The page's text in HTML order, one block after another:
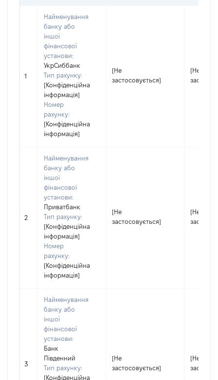
1
Найменування
банку або
іншої
фінансової
установи:
УкрСиббанк
Тип рахунку:
[Конфіденційна
інформація]
Номер
рахунку:
[Конфіденційна
інформація]
[Не
застосовується]
[Не
2
Найменування
банку або
іншої
фінансової
установи:
Приватбанк
Тип рахунку:
[Конфіденційна
інформація]
Номер
рахунку:
[Конфіденційна
інформація]
[Не
застосовується]
[Не
3
Найменування
банку або
іншої
фінансової
установи:
Банк
Південний
Тип рахунку:
[Конфіденційна
[Не
застосовується]
[Не